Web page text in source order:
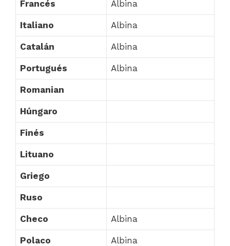
Francés Albina
Italiano Albina
Catalán Albina
Portugués Albina
Romanian
Húngaro
Finés
Lituano
Griego
Ruso
Checo Albina
Polaco Albina